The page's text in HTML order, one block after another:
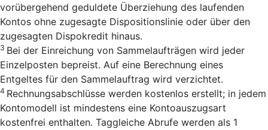
vorübergehend geduldete Überziehung des laufenden
Kontos ohne zugesagte Dispositionslinie oder über den
zugesagten Dispokredit hinaus.
3 Bei der Einreichung von Sammelaufträgen wird jeder
Einzelposten bepreist. Auf eine Berechnung eines
Entgeltes für den Sammelauftrag wird verzichtet.
4 Rechnungsabschlüsse werden kostenlos erstellt; in jedem
Kontomodell ist mindestens eine Kontoauszugsart
kostenfrei enthalten. Taggleiche Abrufe werden als 1